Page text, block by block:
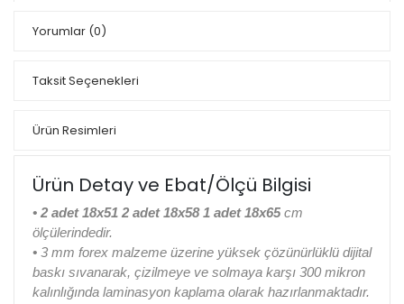
Yorumlar (0)
Taksit Seçenekleri
Ürün Resimleri
Ürün Detay ve Ebat/Ölçü Bilgisi
• 2 adet 18x51 2 adet 18x58 1 adet 18x65 cm
ölçülerindedir.
• 3 mm forex malzeme üzerine yüksek çözünürlüklü dijital
baskı sıvanarak, çizilmeye ve solmaya karşı 300 mikron
kalınlığında laminasyon kaplama olarak hazırlanmaktadır.